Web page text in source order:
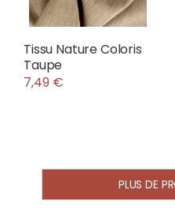
Tissu Nature Coloris
Taupe
7,49 €
PLUS DE